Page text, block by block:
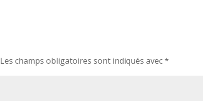
Les champs obligatoires sont indiqués avec*